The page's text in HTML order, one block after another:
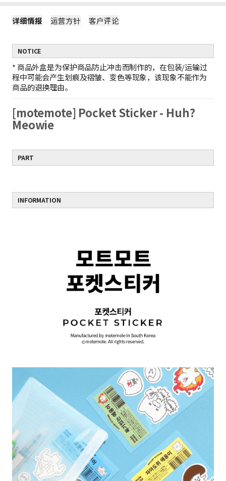
1 ZeroX商品不产生运费
（ZeroX商品免邮。）
2 只购买ZeroX商品时，产生最低运费
如果只购买ZeroX商品，运费按最轻商品的重量计算。
示例：1件ZeroX商品的运费 = 10件ZeroX商品的运费
3 购满399元ZeroX商品，免邮！
如果订单中仅包含价值399元及以上的ZeroX商品，则全单免邮！
详细情报 运营方针 客户评论
NOTICE
* 商品外盒是为保护商品防止冲击而制作的，在包装/运输过
程中可能会产生划痕及褶皱、变色等现象，该现象不能作为
商品的退换理由。
[motemote] Pocket Sticker - Huh?
Meowie
PART
INFORMATION